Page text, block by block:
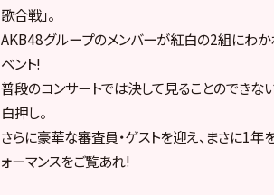
歌合戦」。
AKB48グループのメンバーが紅白の2組にわか
ベント!
普段のコンサートでは決して見ることのできな
白押し。
さらに豪華な審査員・ゲストを迎え、まさに1
ォーマンスをご覧あれ!